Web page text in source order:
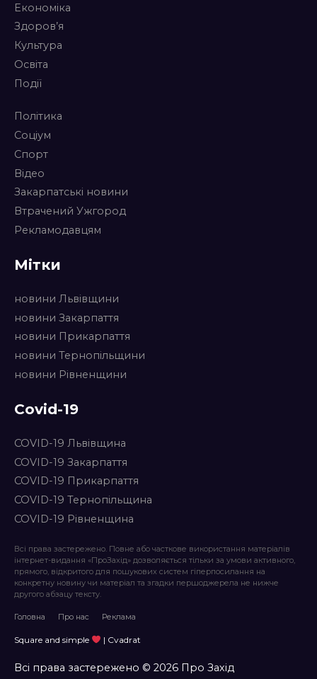
Економіка
Здоров’я
Культура
Освіта
Події
Політика
Соціум
Спорт
Відео
Закарпатські новини
Втрачений Ужгород
Рекламодавцям
Мітки
новини Львівщини
новини Закарпаття
новини Прикарпаття
новини Тернопільщини
новини Рівненщини
Covid-19
COVID-19 Львівщина
COVID-19 Закарпаття
COVID-19 Прикарпаття
COVID-19 Тернопільщина
COVID-19 Рівненщина
Всі права застережено. Повне або часткове використання матеріалів
інтернет-видання «ПроЗахід» дозволяється тільки за умови активного,
прямого, відкритого для пошукових систем гіперпосилання на
конкретну новину чи матеріал та згадки першоджерела не нижче
другого абзацу тексту.
Головна Про нас Реклама
Square and simple | Cvadrat
Всі права застережено © 2026 Про Захід